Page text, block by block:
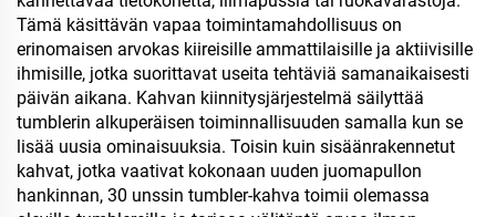
Tämä käsittävän vapaa toimintamahdollisuus on
erinomaisen arvokas kiireisille ammattilaisille ja aktiivisille
ihmisille, jotka suorittavat useita tehtäviä samanaikaisesti
päivän aikana. Kahvan kiinnitysjärjestelmä säilyttää
tumblerin alkuperäisen toiminnallisuuden samalla kun se
lisää uusia ominaisuuksia. Toisin kuin sisäänrakennetut
kahvat, jotka vaativat kokonaan uuden juomapullon
hankinnan, 30 unssin tumbler-kahva toimii olemassa